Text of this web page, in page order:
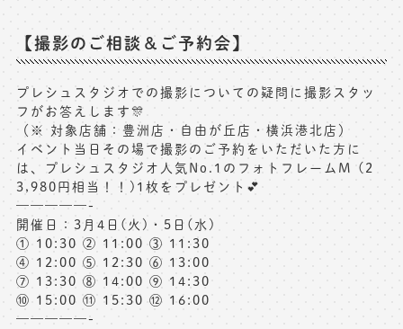
【撮影のご相談＆ご予約会】
プレシュスタジオでの撮影についての疑問に撮影スタッ
フがお答えします🎊
（※ 対象店舗：豊洲店・自由が丘店・横浜港北店）
イベント当日その場で撮影のご予約をいただいた方に
は、プレシュスタジオ人気No.1のフォトフレームM (2
3,980円相当！！)1枚をプレゼント💕
—————-
開催日：3月4日(火)・5日(水)
① 10:30 ② 11:00 ③ 11:30
④ 12:00 ⑤ 12:30 ⑥ 13:00
⑦ 13:30 ⑧ 14:00 ⑨ 14:30
⑩ 15:00 ⑪ 15:30 ⑫ 16:00
—————-